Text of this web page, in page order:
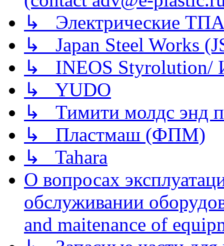
↳ Электрические
↳ Japan Steel Works
↳ INEOS
↳ YUDO
↳ Тимити молдс энд
↳ Пластмаш (ФПМ)
↳ Tahara
О вопросах
обслуживании
and maitenance of